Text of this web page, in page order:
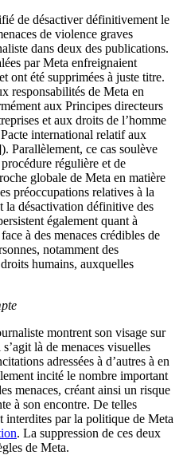
de désactiver définitivement le
de violence graves
dans deux des publications.
par Meta enfreignaient
ont été supprimées à juste titre.
responsabilités de Meta en
aux Principes directeurs
et aux droits de l’homme
international relatif aux
Parallèlement, ce cas soulève
régulière et de
globale de Meta en matière
préoccupations relatives à la
la désactivation définitive des
également quant à
à des menaces crédibles de
notamment des
humains, auxquelles
montrent son visage sur
là de menaces visuelles
adressées à d’autres à en
incité le nombre important
menaces, créant ainsi un risque
à son encontre. De telles
interdites par la politique de Meta
. La suppression de ces deux
de Meta.